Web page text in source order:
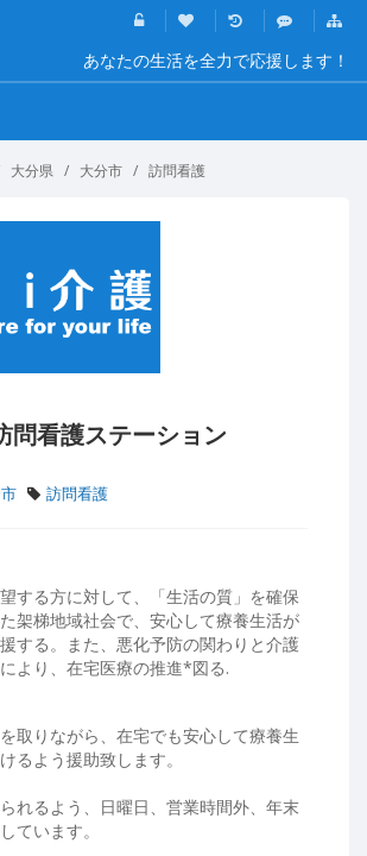
あなたの生活を全力で応援します！
大分県 大分市 訪問看護
問看護ステーション
訪問看護
する方に対して、「生活の質」を確保
架梯地域社会で、安心して療養生活が
する。また、悪化予防の関わりと介護
より、在宅医療の推進*図る.
取りながら、在宅でも安心して療養生
るよう援助致します。
れるよう、日曜日、営業時間外、年末
ています。